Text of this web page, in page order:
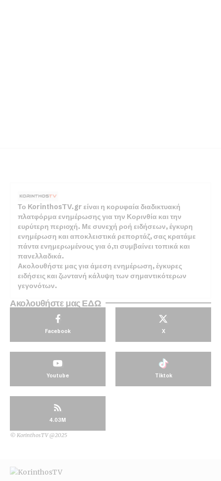
Το KorinthosTV.gr είναι η κορυφαία διαδικτυακή
πλατφόρμα ενημέρωσης για την Κορινθία και την
ευρύτερη περιοχή. Με συνεχή ροή ειδήσεων, έγκυρη
ενημέρωση και αποκλειστικά ρεπορτάζ, σας κρατάμε
πάντα ενημερωμένους για ό,τι συμβαίνει τοπικά και
πανελλαδικά.
Ακολουθήστε μας για άμεση ενημέρωση, έγκυρες
ειδήσεις και ζωντανή κάλυψη των σημαντικότερων
γεγονότων.
Ακολουθήστε μας ΕΔΩ
Facebook X
Youtube Tiktok
4.03M
© KorinthosTV @2025